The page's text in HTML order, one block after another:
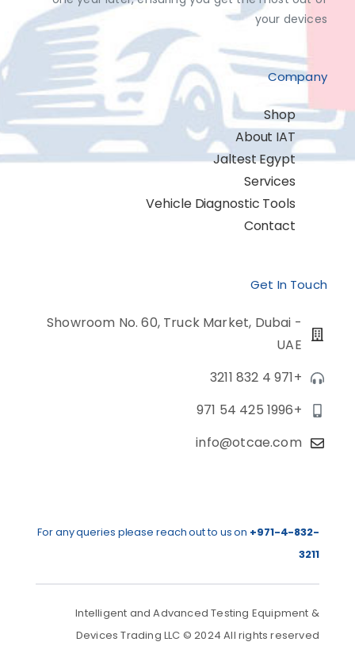
your devices
Company
Shop
About IAT
Jaltest Egypt
Services
Vehicle Diagnostic Tools
Contact
Get In Touch
Showroom No. 60, Truck Market, Dubai -
UAE
+971 4 832 3211
+971 54 425 1996
info@otcae.com
For any queries please reach out to us on +971-4-832-
3211
Intelligent and Advanced Testing Equipment &
Devices Trading LLC © 2024 All rights reserved